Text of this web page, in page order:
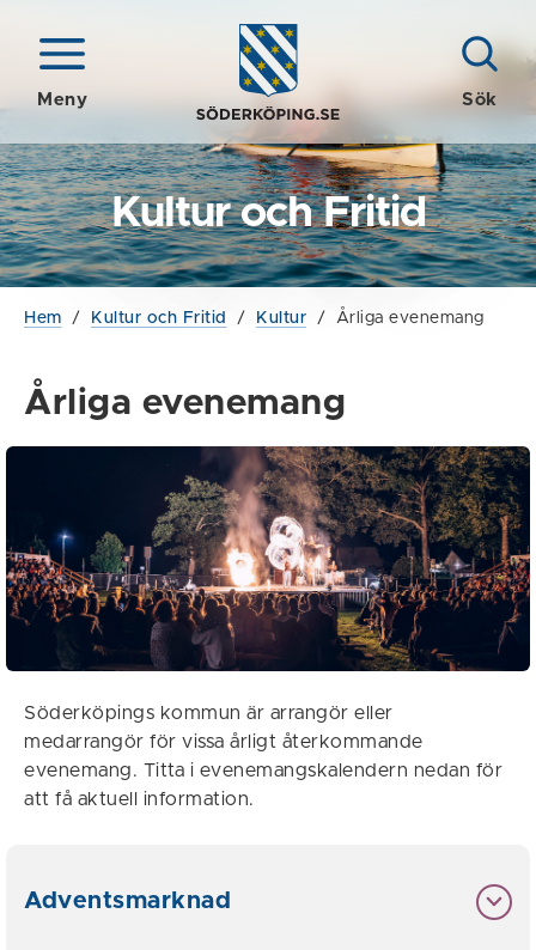
Meny Sök
Kultur och Fritid
Hem / Kultur och Fritid / Kultur / Årliga evenemang
Årliga evenemang
Söderköpings kommun är arrangör eller
medarrangör för vissa årligt återkommande
evenemang. Titta i evenemangskalendern nedan för
att få aktuell information.
Adventsmarknad